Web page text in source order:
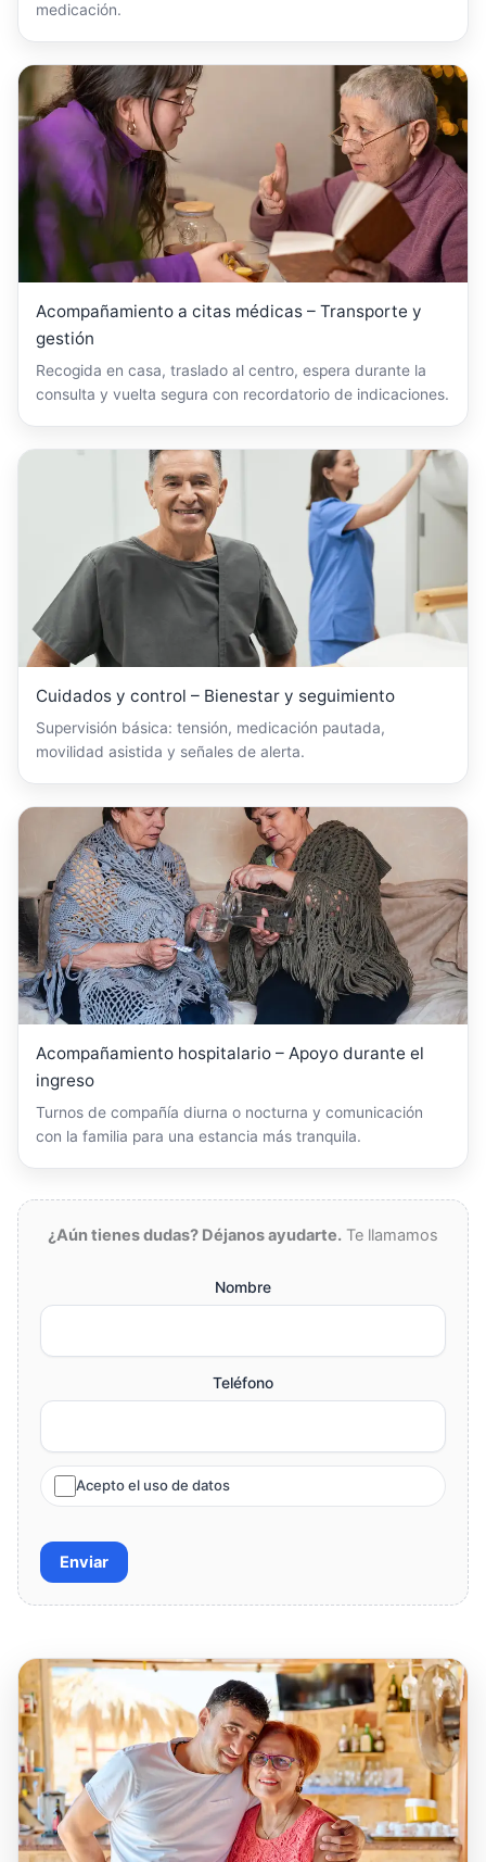
medicación.
Acompañamiento a citas médicas – Transporte y
gestión
Recogida en casa, traslado al centro, espera durante la
consulta y vuelta segura con recordatorio de indicaciones.
Cuidados y control – Bienestar y seguimiento
Supervisión básica: tensión, medicación pautada,
movilidad asistida y señales de alerta.
Acompañamiento hospitalario – Apoyo durante el
ingreso
Turnos de compañía diurna o nocturna y comunicación
con la familia para una estancia más tranquila.
¿Aún tienes dudas? Déjanos ayudarte. Te llamamos
Nombre
Teléfono
Acepto el uso de datos
Enviar